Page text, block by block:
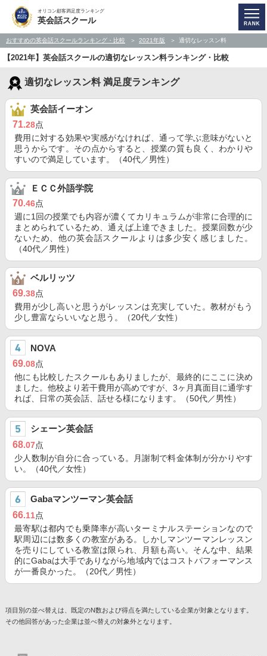
オリコン顧客満足度ランキング
英会話スクール
おすすめの英会話スクールランキング・比較 2021年版 適切なレッスン料
【2021年】英会話スクールの適切なレッスン料ランキング・比較
適切なレッスン料 満足度ランキング
英会話イーオン
71.28点
費用に対する効果や実感がなければ、通って学ぶ意味がないと
思うからです。その点からすると、授業の質も良く、わかりや
すいので満足しています。（40代／男性）
ＥＣＣ外語学院
70.46点
週に1回の授業でも内容が濃くてカリキュラムが非常に合理的に
まとめられているため、通えば上達できました。授業回数が少
ないため、他の英会話スクールよりは多少安く感じました。
（40代／男性）
ベルリッツ
69.38点
費用が少し高いと思うがレッスンは充実していた。教材がもう
少し豊富ならいいなと思う。（20代／女性）
NOVA
69.08点
他にも比較したスクールもありましたが、最終的にここに決め
ました。他校より若干費用が高めですが、3ヶ月真面目に通学す
れば、日常の英会話、話せる様になります。（50代／男性）
シェーン英会話
68.07点
少人数制が自分に合っている。月謝制で料金体制が分かりやす
い。（40代／女性）
Gabaマンツーマン英会話
66.11点
最寄駅は都内でも乗降率が高いターミナルステーションなので
駅周辺には数多くの教室がある。しかしマンツーマンレッスン
を売りにしている教室は限られ、月額も高い。そんな中、結果
的にGabaは大手でありながら地域内ではコストパフォーマンス
が一番良かった。（20代／男性）
項目別の並べ替えは、既定のN数および得点を満たしている企業が対象となります。
その他回答があった企業は並べ替えの対象外となります。